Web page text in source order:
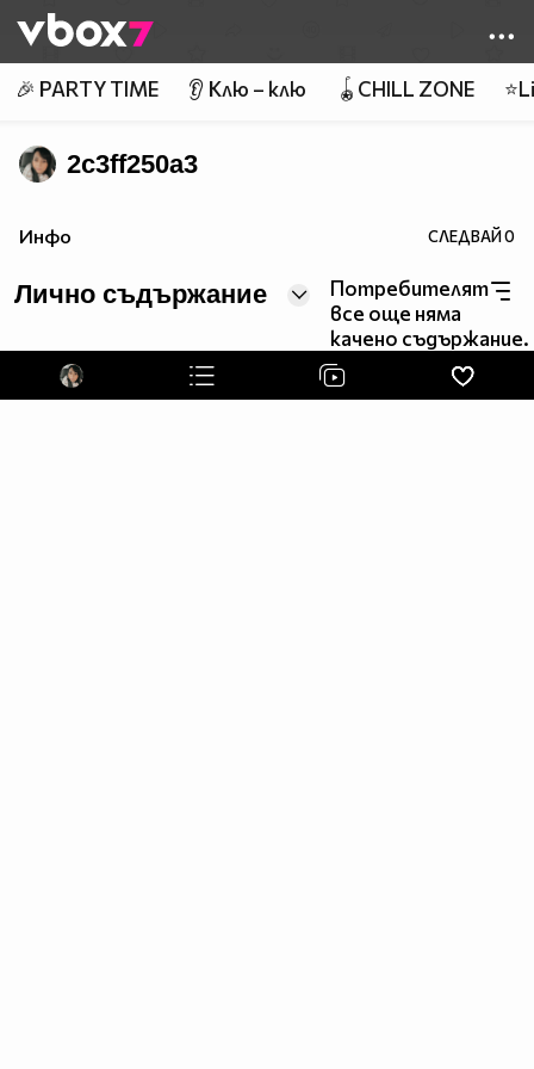
👾
🎉 PARTY TIME 👂 Клю – клю 🪀CHILL ZONE
2c3ff250a3
Инфо СЛЕДВАЙ0
Лично съдържание
Потребителят
все още няма
качено съдържание.